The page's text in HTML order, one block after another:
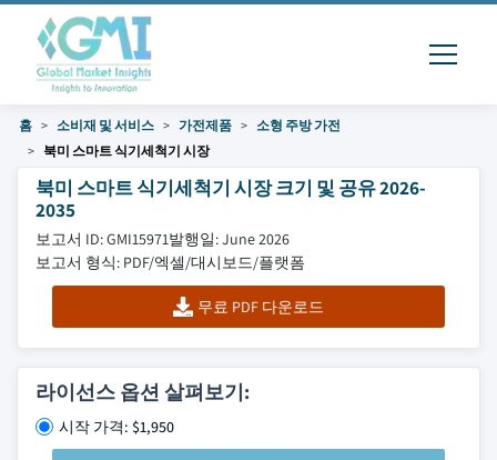
홈 소비재 및 서비스 가전제품
소형 주방 가전
북미 스마트 식기세척기 시장
북미 스마트 식기세척기 시장 크기 및 공유 2026-
2035
보고서 ID: GMI15971발행일: June 2026
보고서 형식: PDF/엑셀/대시보드/플랫폼
무료 PDF 다운로드
라이선스 옵션 살펴보기:
시작 가격: $1,950